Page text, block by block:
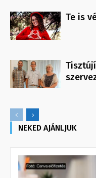
Te is
NEKED AJÁNLJUK